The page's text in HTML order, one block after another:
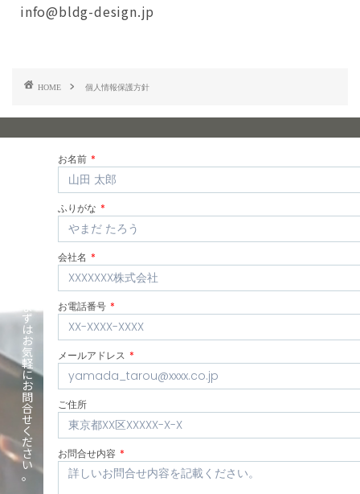
info@bldg-design.jp
HOME 個人情報保護方針
ず
は
お
気
軽
に
お
問
合
せ
く
だ
さ
い
。
お名前
ふりがな
会社名
お電話番号
メールアドレス
ご住所
お問合せ内容